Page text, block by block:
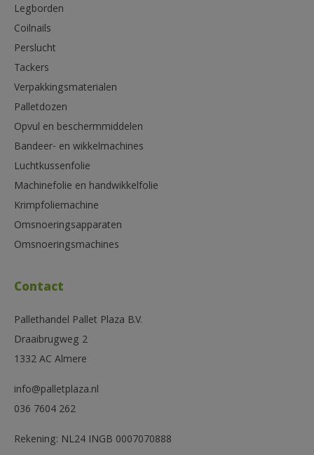
Legborden
Coilnails
Perslucht
Tackers
Verpakkingsmaterialen
Palletdozen
Opvul en beschermmiddelen
Bandeer- en wikkelmachines
Luchtkussenfolie
Machinefolie en handwikkelfolie
Krimpfoliemachine
Omsnoeringsapparaten
Omsnoeringsmachines
Contact
Pallethandel Pallet Plaza B.V.
Draaibrugweg 2
1332 AC Almere
info@palletplaza.nl
036 7604 262
Rekening: NL24 INGB 0007070888